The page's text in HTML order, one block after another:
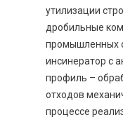
утилизации
дробильные
промышленных
инсинератор с
профиль –
отходов
процессе